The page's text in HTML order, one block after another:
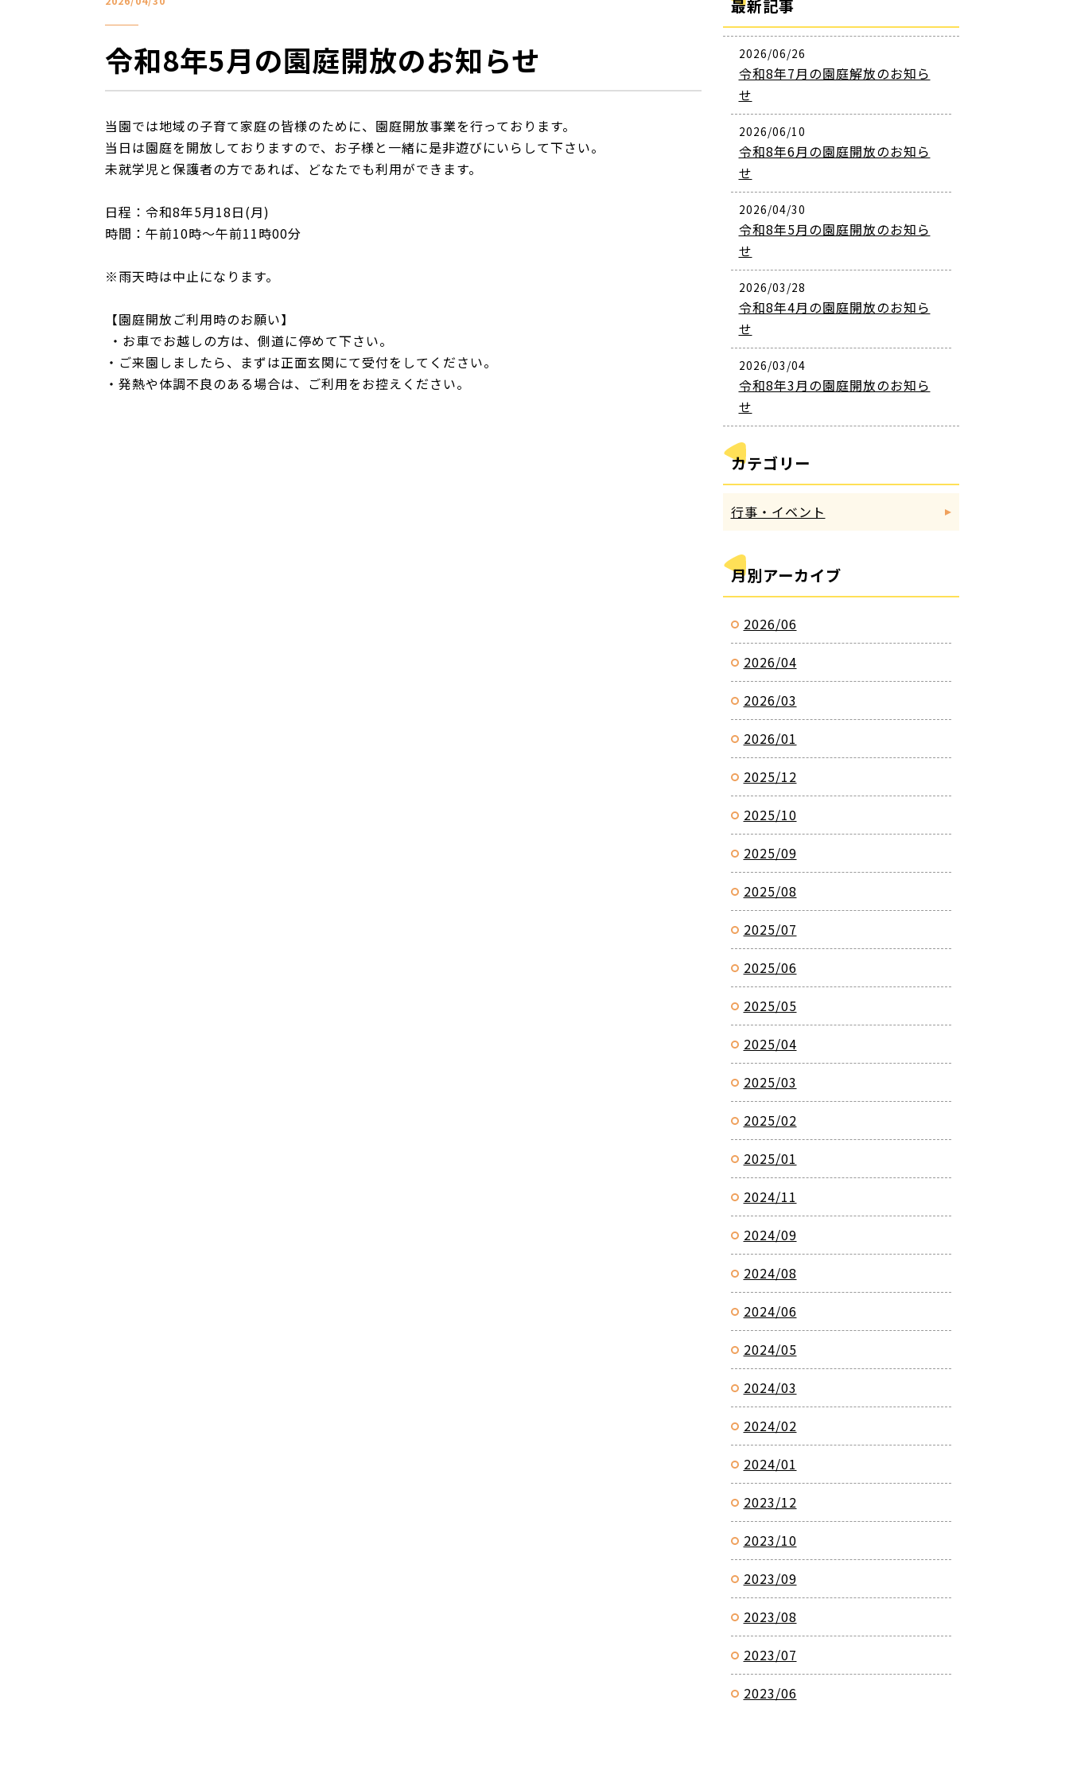
令和8年5月の園庭開放のお知らせ
当園では地域の子育て家庭の皆様のために、園庭開放事業を行っております。
当日は園庭を開放しておりますので、お子様と一緒に是非遊びにいらして下さい。
未就学児と保護者の方であれば、どなたでも利用ができます。
日程：令和8年5月18日(月)
時間：午前10時～午前11時00分
※雨天時は中止になります。
【園庭開放ご利用時のお願い】
・お車でお越しの方は、側道に停めて下さい。
・ご来園しましたら、まずは正面玄関にて受付をしてください。
・発熱や体調不良のある場合は、ご利用をお控えください。
最新記事
2026/06/26
令和8年7月の園庭解放のお知ら
せ
2026/06/10
令和8年6月の園庭開放のお知ら
せ
2026/04/30
令和8年5月の園庭開放のお知ら
せ
2026/03/28
令和8年4月の園庭開放のお知ら
せ
2026/03/04
令和8年3月の園庭開放のお知ら
せ
カテゴリー
行事・イベント
月別アーカイブ
2026/06
2026/04
2026/03
2026/01
2025/12
2025/10
2025/09
2025/08
2025/07
2025/06
2025/05
2025/04
2025/03
2025/02
2025/01
2024/11
2024/09
2024/08
2024/06
2024/05
2024/03
2024/02
2024/01
2023/12
2023/10
2023/09
2023/08
2023/07
2023/06